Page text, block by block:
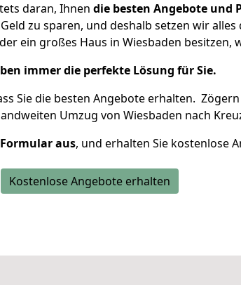
daran, Ihnen die besten Angebote und
zu sparen, und deshalb setzen wir
ein großes Haus in Wiesbaden besitzen,
immer die perfekte Lösung für Sie.
Sie die besten Angebote erhalten.
Umzug von Wiesbaden nach
aus, und erhalten Sie kostenlose
Kostenlose Angebote erhalten